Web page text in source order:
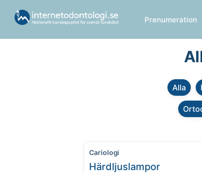
Prenumeration
Alla
Cariologi
Härdljuslampor